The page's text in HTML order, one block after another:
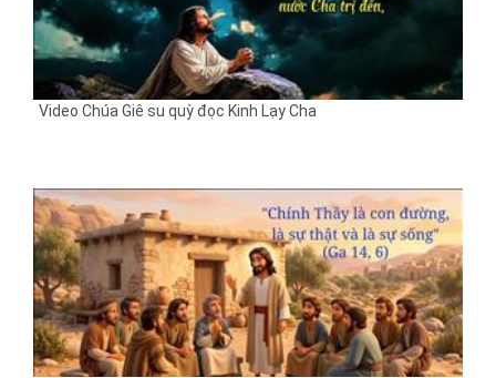
Video Chúa Giê su quỳ đọc Kinh Lạy Cha